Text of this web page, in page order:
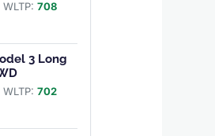
708
3 Long
702